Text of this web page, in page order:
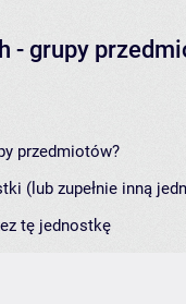
- grupy
przedmiotów?
(lub zupełnie inną
tę jednostkę